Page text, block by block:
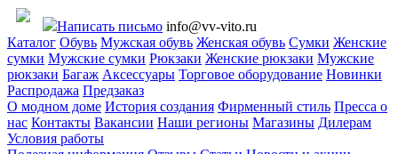
Написать письмо info@vv-vito.ru
Каталог Обувь Мужская обувь Женская обувь Сумки Женские
сумки Мужские сумки Рюкзаки Женские рюкзаки Мужские
рюкзаки Багаж Аксессуары Торговое оборудование Новинки
Распродажа Предзаказ
О модном доме История создания Фирменный стиль Пресса о
нас Контакты Вакансии Наши регионы Магазины Дилерам
Условия работы